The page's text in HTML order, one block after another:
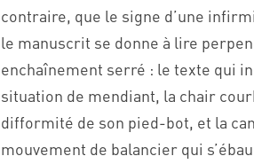
contraire, que le signe d’une
le manuscrit se donne à lire
enchaînement serré : le texte qui
situation de mendiant, la chair
difformité de son pied-bot, et la
mouvement de balancier qui